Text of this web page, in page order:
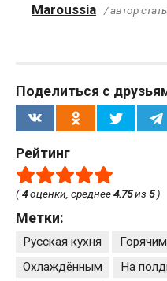
Maroussia / автор
Поделиться с
Рейтинг
(4оценки, среднее4.75из 5)
Метки:
Русская кухня Горячим
Охлаждённым
На